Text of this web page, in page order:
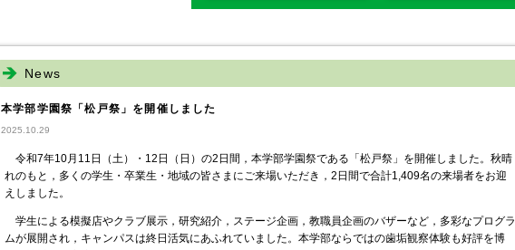
News
本学部学園祭「松戸祭」を開催しました
2025.10.29
令和7年10月11日（土）・12日（日）の2日間，本学部学園祭である「松戸祭」を開催しました。秋晴
れのもと，多くの学生・卒業生・地域の皆さまにご来場いただき，2日間で合計1,409名の来場者をお迎
えしました。
学生による模擬店やクラブ展示，研究紹介，ステージ企画，教職員企画のバザーなど，多彩なプログラ
ムが展開され，キャンパスは終日活気にあふれていました。本学部ならではの歯垢観察体験も好評を博